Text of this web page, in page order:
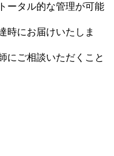
ータル的な管理が可能
時にお届けいたしま
にご相談いただくこと